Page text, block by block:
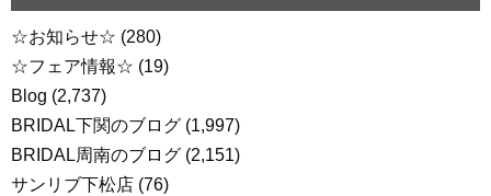
☆お知らせ☆ (280)
☆フェア情報☆ (19)
Blog (2,737)
BRIDAL下関のブログ (1,997)
BRIDAL周南のブログ (2,151)
サンリブ下松店 (76)